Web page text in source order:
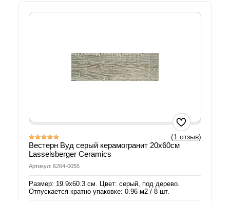
(1 отзыв)
Вестерн Вуд серый керамогранит 20х60см
Lasselsberger Ceramics
Артикул: 6264-0055
Размер: 19.9х60.3 см. Цвет: серый, под дерево.
Отпускается кратно упаковке: 0.96 м2 / 8 шт.